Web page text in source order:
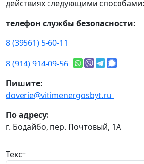
действиях следующими способами:
телефон службы безопасности:
8 (39561) 5-60-11
8 (914) 914-09-56
Пишите:
doverie@vitimenergosbyt.ru
По адресу:
г. Бодайбо, пер. Почтовый, 1А
Текст